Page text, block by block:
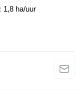
1,8 ha/uur